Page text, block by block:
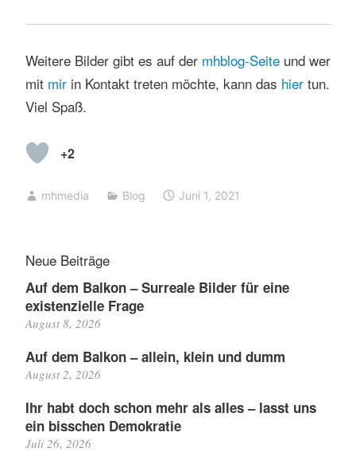
Weitere Bilder gibt es auf der mhblog-Seite und wer
mit mirin Kontakt treten möchte, kann das hiertun.
Viel Spaß.
+2
mhmedia Blog Juni 1, 2021
Neue Beiträge
Auf dem Balkon – Surreale Bilder für eine
existenzielle Frage
August 8, 2026
Auf dem Balkon – allein, klein und dumm
August 2, 2026
Ihr habt doch schon mehr als alles – lasst uns
ein bisschen Demokratie
Juli 26, 2026